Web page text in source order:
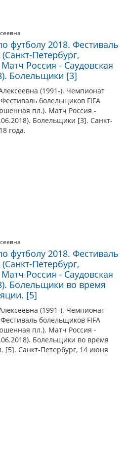
футболу 2018. Фестиваль
Петербург,
Россия - Саудовская
Болельщики [3]
(1991-). Чемпионат
болельщиков FIFA
пл.). Матч Россия -
Болельщики [3]. Санкт-
года.
футболу 2018. Фестиваль
Петербург,
Россия - Саудовская
Болельщики во время
[5]
(1991-). Чемпионат
болельщиков FIFA
пл.). Матч Россия -
Болельщики во время
[5]. Санкт-Петербург, 14 июня